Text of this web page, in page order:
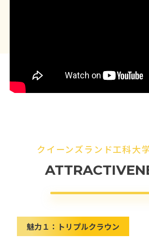
クイーンズランド工科大
魅力１： トリプルクラウン